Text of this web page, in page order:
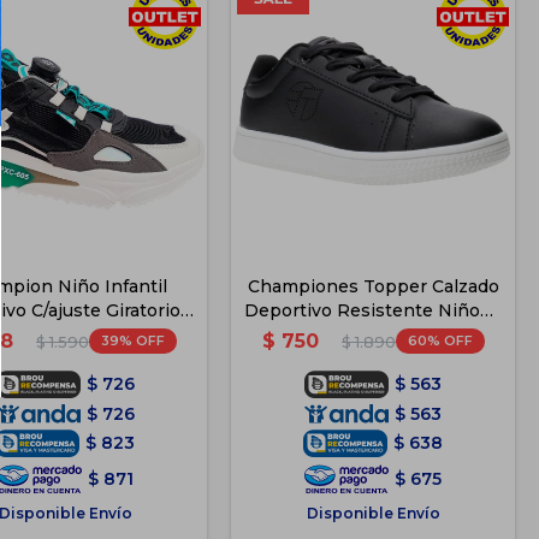
Niño Infantil
C/ajuste Giratorio -
Negro
$ 1.590 39
$ 726
$ 726
$ 823
$ 871
Disponible Envío
Championes Topper Calzado
Deportivo Resistente Niños -
Negro 2
$ 750 $ 1.890 60
$ 563
$ 563
$ 638
$ 675
Disponible Envío